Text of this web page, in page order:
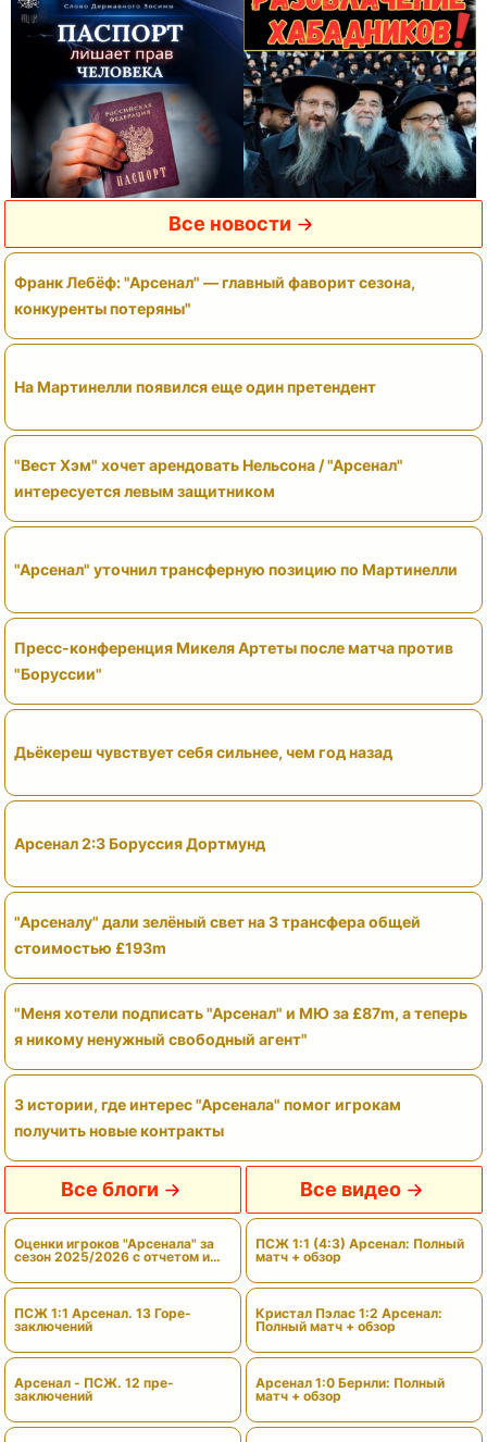
Все новости
Франк Лебёф: "Арсенал" — главный фаворит сезона,
конкуренты потеряны"
На Мартинелли появился еще один претендент
"Вест Хэм" хочет арендовать Нельсона / "Арсенал"
интересуется левым защитником
"Арсенал" уточнил трансферную позицию по Мартинелли
Пресс-конференция Микеля Артеты после матча против
"Боруссии"
Дьёкереш чувствует себя сильнее, чем год назад
Арсенал 2:3 Боруссия Дортмунд
"Арсеналу" дали зелёный свет на 3 трансфера общей
стоимостью £193m
"Меня хотели подписать "Арсенал" и МЮ за £87m, а теперь
я никому ненужный свободный агент"
3 истории, где интерес "Арсенала" помог игрокам
получить новые контракты
Все блоги
Оценки игроков "Арсенала" за
сезон 2025/2026 с отчетом и
ПСЖ 1:1 Арсенал. 13 Горе-
заключений
Арсенал - ПСЖ. 12 пре-
заключений
Все видео
ПСЖ 1:1 (4:3) Арсенал: Полный
матч + обзор
Кристал Пэлас 1:2 Арсенал:
Полный матч + обзор
Арсенал 1:0 Бернли: Полный
матч + обзор